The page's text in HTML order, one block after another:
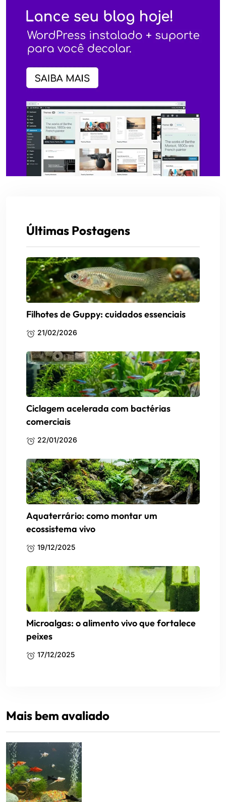
Últimas Postagens
Filhotes de Guppy: cuidados essenciais
21/02/2026
Ciclagem acelerada com bactérias
comerciais
22/01/2026
Aquaterrário: como montar um
ecossistema vivo
19/12/2025
Microalgas: o alimento vivo que fortalece
peixes
17/12/2025
Mais bem avaliado